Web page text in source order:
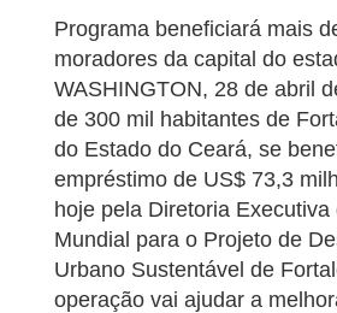
Programa beneficiará mais
moradores da capital do
WASHINGTON, 28 de abril
de 300 mil habitantes de
do Estado do Ceará, se
empréstimo de US$ 73,3
hoje pela Diretoria Executiva
Mundial para o Projeto de
Urbano Sustentável de
operação vai ajudar a